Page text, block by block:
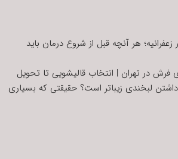
هر آنچه قبل از شروع درمان باید
در تهران | انتخاب قالیشویی تا تحویل
لبخندی زیباتر است؟ حقیقتی که بسیاری